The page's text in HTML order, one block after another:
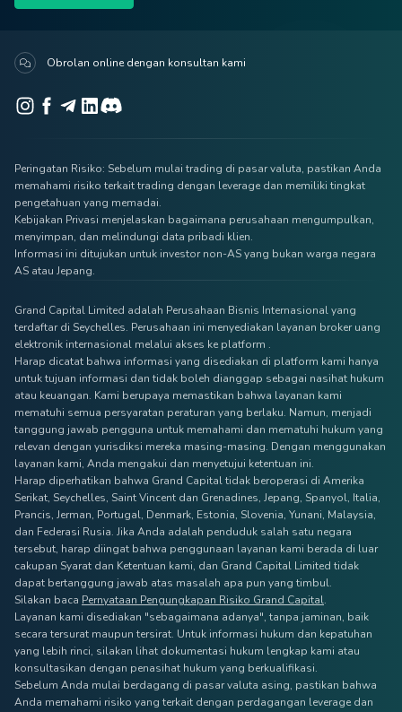
Obrolan online dengan konsultan kami
Peringatan Risiko: Sebelum mulai trading di pasar valuta, pastikan Anda
memahami risiko terkait trading dengan leverage dan memiliki tingkat
pengetahuan yang memadai.
Kebijakan Privasi menjelaskan bagaimana perusahaan mengumpulkan,
menyimpan, dan melindungi data pribadi klien.
Informasi ini ditujukan untuk investor non-AS yang bukan warga negara
AS atau Jepang.
Grand Capital Limited adalah Perusahaan Bisnis Internasional yang
terdaftar di Seychelles. Perusahaan ini menyediakan layanan broker uang
elektronik internasional melalui akses ke platform .
Harap dicatat bahwa informasi yang disediakan di platform kami hanya
untuk tujuan informasi dan tidak boleh dianggap sebagai nasihat hukum
atau keuangan. Kami berupaya memastikan bahwa layanan kami
mematuhi semua persyaratan peraturan yang berlaku. Namun, menjadi
tanggung jawab pengguna untuk memahami dan mematuhi hukum yang
relevan dengan yurisdiksi mereka masing-masing. Dengan menggunakan
layanan kami, Anda mengakui dan menyetujui ketentuan ini.
Harap diperhatikan bahwa Grand Capital tidak beroperasi di Amerika
Serikat, Seychelles, Saint Vincent dan Grenadines, Jepang, Spanyol, Italia,
Prancis, Jerman, Portugal, Denmark, Estonia, Slovenia, Yunani, Malaysia,
dan Federasi Rusia. Jika Anda adalah penduduk salah satu negara
tersebut, harap diingat bahwa penggunaan layanan kami berada di luar
cakupan Syarat dan Ketentuan kami, dan Grand Capital Limited tidak
dapat bertanggung jawab atas masalah apa pun yang timbul.
Silakan baca Pernyataan Pengungkapan Risiko Grand Capital.
Layanan kami disediakan "sebagaimana adanya", tanpa jaminan, baik
secara tersurat maupun tersirat. Untuk informasi hukum dan kepatuhan
yang lebih rinci, silakan lihat dokumentasi hukum lengkap kami atau
konsultasikan dengan penasihat hukum yang berkualifikasi.
Sebelum Anda mulai berdagang di pasar valuta asing, pastikan bahwa
Anda memahami risiko yang terkait dengan perdagangan leverage dan